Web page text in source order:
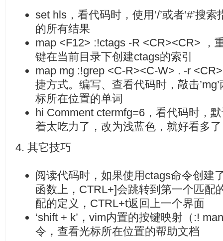
set hls，看代码时，使用‘/’或者‘#’搜
的所有结果
map <F12> :!ctags -R <CR><CR>
，
键在当前目录下创建ctags的索引
map mg :!grep <C-R><C-W> . -r
捷方式。编写、查看代码时，敲击
标所在位置的单词
hi Comment ctermfg=6，看代码时，
着太吃力了，改为浅蓝色，就好看多了
4. 其它技巧
阅读代码时，如果使用ctags命令创建
函数上，CTRL+]会跳转到第一个匹配
配的定义，CTRL+t返回上一个界面
‘shift + k’，vim内置的按键映射（:!
令，查看光标所在位置的帮助文档